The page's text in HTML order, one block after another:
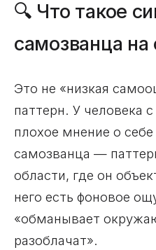
🔍 Что такое
самозванца
Это не «низкая
паттерн. У человека
плохое мнение о
самозванца —
области, где он
него есть фоновое
«обманывает
разоблачат».